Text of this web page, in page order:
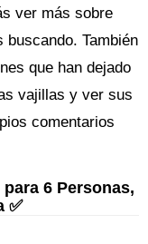
ver más sobre
También
que han dejado
vajillas y ver sus
comentarios
6 Personas,
✅